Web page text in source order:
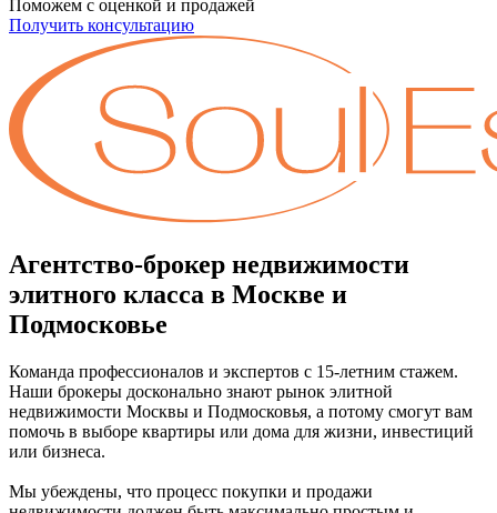
Поможем с оценкой и продажей
Получить консультацию
Агентство-брокер недвижимости
элитного класса в Москве и
Подмосковье
Команда профессионалов и экспертов с 15-летним стажем.
Наши брокеры досконально знают рынок элитной
недвижимости Москвы и Подмосковья, а потому смогут вам
помочь в выборе квартиры или дома для жизни, инвестиций
или бизнеса.
Мы убеждены, что процесс покупки и продажи